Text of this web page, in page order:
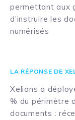
permettant aux
d’instruire les
numérisés
LA RÉPONSE DE
Xelians a
% du périmètre
documents :